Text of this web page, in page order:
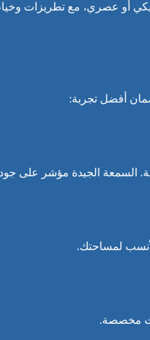
أو عصري، مع تطريزات
أفضل تجربة:
السمعة الجيدة مؤشر على
لمساحتك.
مخصصة.